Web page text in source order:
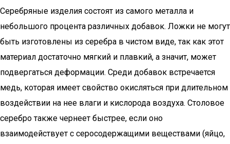
Серебряные изделия состоят из самого металла и
небольшого процента различных добавок. Ложки не могут
быть изготовлены из серебра в чистом виде, так как этот
материал достаточно мягкий и плавкий, а значит, может
подвергаться деформации. Среди добавок встречается
медь, которая имеет свойство окисляться при длительном
воздействии на нее влаги и кислорода воздуха. Столовое
серебро также чернеет быстрее, если оно
взаимодействует с серосодержащими веществами (яйцо,